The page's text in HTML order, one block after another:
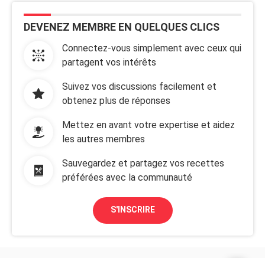
DEVENEZ MEMBRE EN QUELQUES CLICS
Connectez-vous simplement avec ceux qui
partagent vos intérêts
Suivez vos discussions facilement et
obtenez plus de réponses
Mettez en avant votre expertise et aidez
les autres membres
Sauvegardez et partagez vos recettes
préférées avec la communauté
S'INSCRIRE